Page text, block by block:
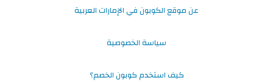
عن موقع الكوبون في الإمارات العربية
سياسة الخصوصية
كيف استخدم كوبون الخصم؟